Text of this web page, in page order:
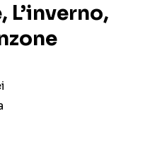
L’inverno,